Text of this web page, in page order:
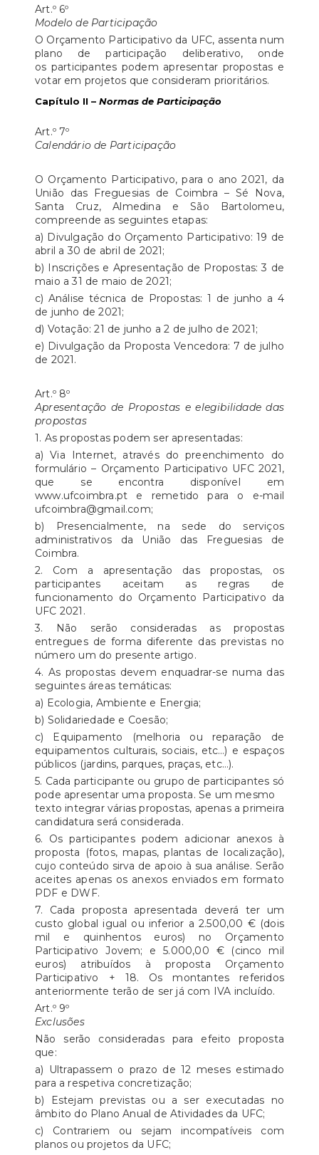
Art.º 6º
Modelo de Participação
O Orçamento Participativo da UFC, assenta num
plano de participação deliberativo, onde
os participantes podem apresentar propostas e
votar em projetos que consideram prioritários.
Capítulo II – Normas de Participação
Art.º 7º
Calendário de Participação
O Orçamento Participativo, para o ano 2021, da
União das Freguesias de Coimbra – Sé Nova,
Santa Cruz, Almedina e São Bartolomeu,
compreende as seguintes etapas:
a) Divulgação do Orçamento Participativo: 19 de
abril a 30 de abril de 2021;
b) Inscrições e Apresentação de Propostas: 3 de
maio a 31 de maio de 2021;
c) Análise técnica de Propostas: 1 de junho a 4
de junho de 2021;
d) Votação: 21 de junho a 2 de julho de 2021;
e) Divulgação da Proposta Vencedora: 7 de julho
de 2021.
Art.º 8º
Apresentação de Propostas e elegibilidade das
propostas
1. As propostas podem ser apresentadas:
a) Via Internet, através do preenchimento do
formulário – Orçamento Participativo UFC 2021,
que se encontra disponível em
www.ufcoimbra.pt e remetido para o e-mail
ufcoimbra@gmail.com;
b) Presencialmente, na sede do serviços
administrativos da União das Freguesias de
Coimbra.
2. Com a apresentação das propostas, os
participantes aceitam as regras de
funcionamento do Orçamento Participativo da
UFC 2021.
3. Não serão consideradas as propostas
entregues de forma diferente das previstas no
número um do presente artigo.
4. As propostas devem enquadrar-se numa das
seguintes áreas temáticas:
a) Ecologia, Ambiente e Energia;
b) Solidariedade e Coesão;
c) Equipamento (melhoria ou reparação de
equipamentos culturais, sociais, etc…) e espaços
públicos (jardins, parques, praças, etc…).
5. Cada participante ou grupo de participantes só
pode apresentar uma proposta. Se um mesmo
texto integrar várias propostas, apenas a primeira
candidatura será considerada.
6. Os participantes podem adicionar anexos à
proposta (fotos, mapas, plantas de localização),
cujo conteúdo sirva de apoio à sua análise. Serão
aceites apenas os anexos enviados em formato
PDF e DWF.
7. Cada proposta apresentada deverá ter um
custo global igual ou inferior a 2.500,00 € (dois
mil e quinhentos euros) no Orçamento
Participativo Jovem; e 5.000,00 € (cinco mil
euros) atribuídos à proposta Orçamento
Participativo + 18. Os montantes referidos
anteriormente terão de ser já com IVA incluído.
Art.º 9º
Exclusões
Não serão consideradas para efeito proposta
que:
a) Ultrapassem o prazo de 12 meses estimado
para a respetiva concretização;
b) Estejam previstas ou a ser executadas no
âmbito do Plano Anual de Atividades da UFC;
c) Contrariem ou sejam incompatíveis com
planos ou projetos da UFC;